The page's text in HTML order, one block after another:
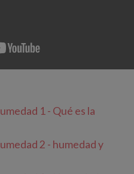
1 - Qué es la
2 - humedad y